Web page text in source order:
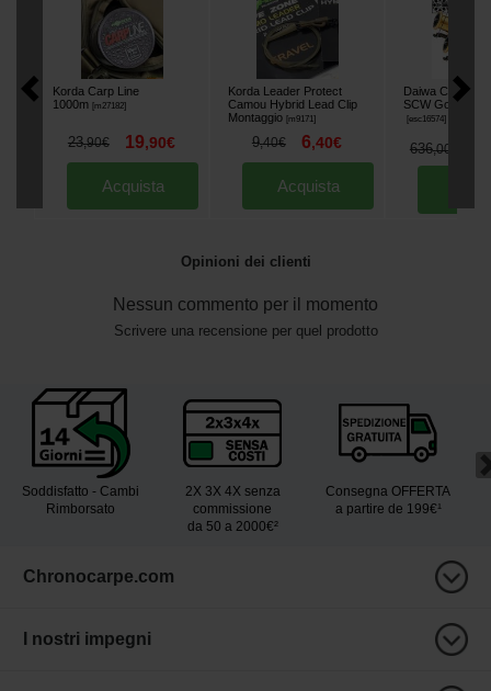
Korda Carp Line
1000m [m27182]
23,90€ 19,90€
Acquista
Korda Leader Protect
Camou Hybrid Lead Clip
Montaggio [m9171]
9,40€ 6,40€
Acquista
Daiwa
SCW Gold
[esc16574]
636,00
Opinioni dei clienti
Nessun commento per il momento
Scrivere una recensione per quel prodotto
Soddisfatto - Cambi
Rimborsato
2X 3X 4X senza
commissione
da 50 a 2000€²
Consegna OFFERTA
a partire de 199€¹
Chronocarpe.com
I nostri impegni